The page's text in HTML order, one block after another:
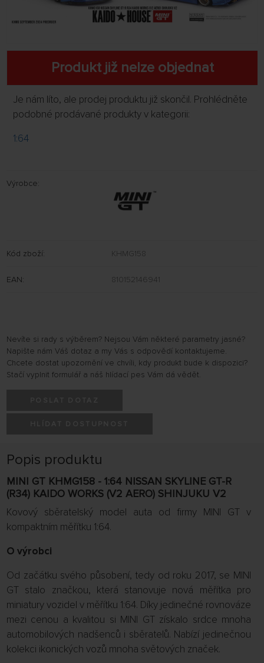
Produkt již nelze objednat
Je nám líto, ale prodej produktu již skončil. Prohlédněte
podobné prodávané produkty v kategorii:
1:64
Výrobce:
Kód zboží: KHMG158
EAN: 810152146941
Nevíte si rady s výběrem? Nejsou Vám některé parametry jasné?
Napište nám Váš dotaz a my Vás s odpovědí kontaktujeme.
Chcete dostat upozornění ve chvíli, kdy produkt bude k dispozici?
Stačí vyplnit formulář a náš hlídací pes Vám dá vědět.
Popis produktu
MINI GT KHMG158 - 1:64 NISSAN SKYLINE GT-R
(R34) KAIDO WORKS (V2 AERO) SHINJUKU V2
Kovový sběratelský model auta od firmy MINI GT v
kompaktním měřítku 1:64.
O výrobci
Od začátku svého působení, tedy od roku 2017, se MINI
GT stalo značkou, která stanovuje nová měřítka pro
miniatury vozidel v měřítku 1:64. Díky jedinečné rovnováze
mezi cenou a kvalitou si MINI GT získalo srdce mnoha
automobilových nadšenců i sběratelů. Nabízí jedinečnou
kolekci ikonických vozů mnoha světových značek.